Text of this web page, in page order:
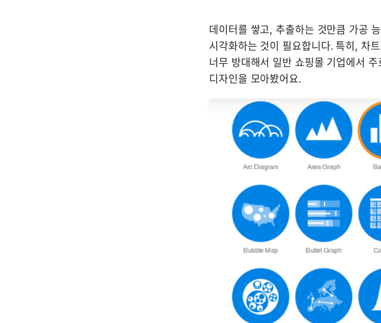
데이터를 쌓고, 추출하는 것만큼 가공
시각화하는 것이 필요합니다. 특히, 차
너무 방대해서 일반 쇼핑몰 기업에서
디자인을 모아봤어요.